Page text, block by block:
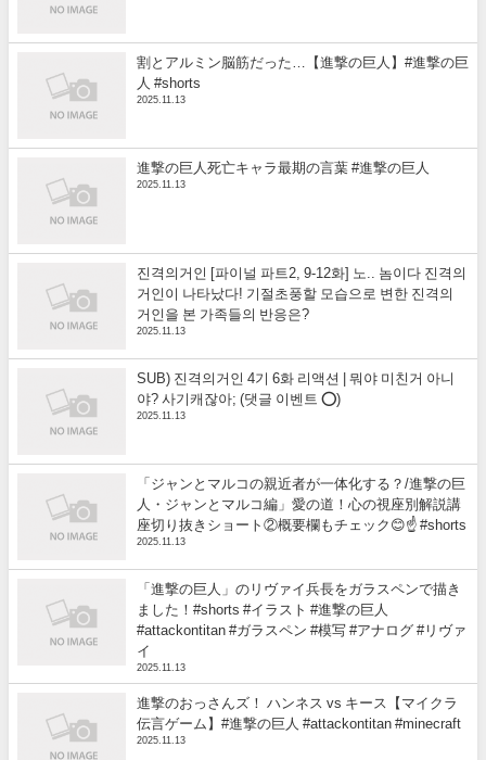
割とアルミン脳筋だった…【進撃の巨人】#進撃の巨
人 #shorts
2025.11.13
進撃の巨人死亡キャラ最期の言葉 #進撃の巨人
2025.11.13
진격의거인 [파이널 파트2, 9-12화] 노.. 놈이다 진격의
거인이 나타났다! 기절초풍할 모습으로 변한 진격의
거인을 본 가족들의 반응은?
2025.11.13
SUB) 진격의거인 4기 6화 리액션 | 뭐야 미친거 아니
야? 사기캐잖아; (댓글 이벤트 ⭕)
2025.11.13
「ジャンとマルコの親近者が一体化する？/進撃の巨
人・ジャンとマルコ編」愛の道！心の視座別解説講
座切り抜きショート②概要欄もチェック😊☝️ #shorts
2025.11.13
「進撃の巨人」のリヴァイ兵長をガラスペンで描き
ました！#shorts #イラスト #進撃の巨人
#attackontitan #ガラスペン #模写 #アナログ #リヴァ
イ
2025.11.13
進撃のおっさんズ！ ハンネス vs キース【マイクラ
伝言ゲーム】#進撃の巨人 #attackontitan #minecraft
2025.11.13